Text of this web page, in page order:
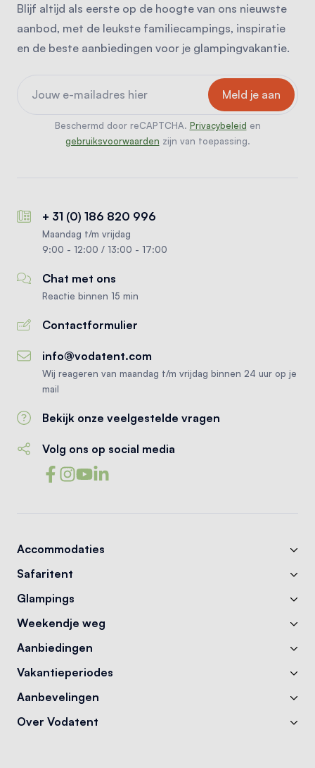
Blijf altijd als eerste op de hoogte van ons nieuwste
aanbod, met de leukste familiecampings, inspiratie
en de beste aanbiedingen voor je glampingvakantie.
Beschermd door reCAPTCHA. Privacybeleid en
gebruiksvoorwaarden zijn van toepassing.
+ 31 (0) 186 820 996
Maandag t/m vrijdag
9:00 - 12:00 / 13:00 - 17:00
Chat met ons
Reactie binnen 15 min
Contactformulier
info@vodatent.com
Wij reageren van maandag t/m vrijdag binnen 24 uur op je
mail
Bekijk onze veelgestelde vragen
Volg ons op social media
Accommodaties
Safaritent
Glampings
Weekendje weg
Aanbiedingen
Vakantieperiodes
Aanbevelingen
Over Vodatent